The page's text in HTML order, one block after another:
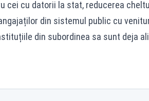
cei cu datorii la stat, reducerea
din sistemul public cu
din subordinea sa sunt deja